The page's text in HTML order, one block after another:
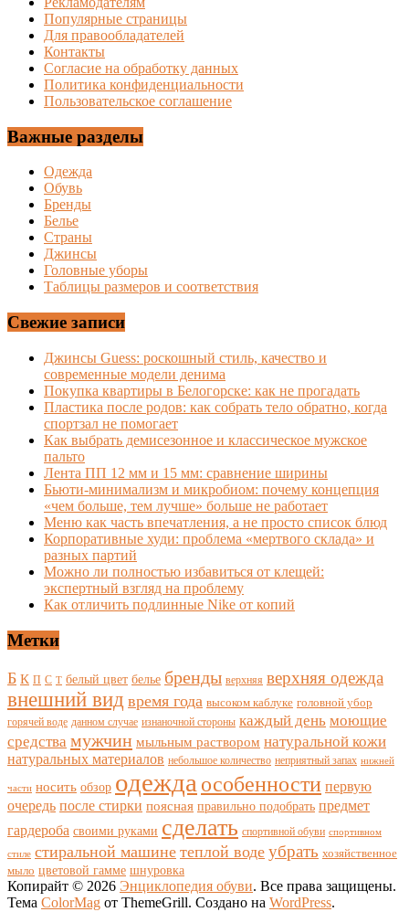
Популярные страницы
Для правообладателей
Контакты
Согласие на обработку данных
Политика конфиденциальности
Пользовательское соглашение
Важные разделы
Одежда
Обувь
Бренды
Белье
Страны
Джинсы
Головные уборы
Таблицы размеров и соответствия
Свежие записи
Джинсы Guess: роскошный стиль, качество и
современные модели денима
Покупка квартиры в Белогорске: как не прогадать
Пластика после родов: как собрать тело обратно, когда
спортзал не помогает
Как выбрать демисезонное и классическое мужское
пальто
Лента ПП 12 мм и 15 мм: сравнение ширины
Бьюти-минимализм и микробиом: почему концепция
«чем больше, тем лучше» больше не работает
Меню как часть впечатления, а не просто список блюд
Корпоративные худи: проблема «мертвого склада» и
разных партий
Можно ли полностью избавиться от клещей:
экспертный взгляд на проблему
Как отличить подлинные Nike от копий
Метки
Б К П С Т белый цвет белье бренды верхняя верхняя одежда
внешний вид время года высоком каблуке головной убор
горячей воде данном случае изнаночной стороны каждый день моющие
средства мужчин мыльным раствором натуральной кожи
натуральных материалов небольшое количество неприятный запах нижней
части носить обзор одежда особенности первую
очередь после стирки поясная правильно подобрать предмет
гардероба своими руками сделать спортивной обуви спортивном
стиле стиральной машине теплой воде убрать хозяйственное
мыло цветовой гамме шнуровка
Копирайт © 2026 Энциклопедия обуви. Все права защищены.
Тема ColorMag от ThemeGrill. Создано на WordPress.